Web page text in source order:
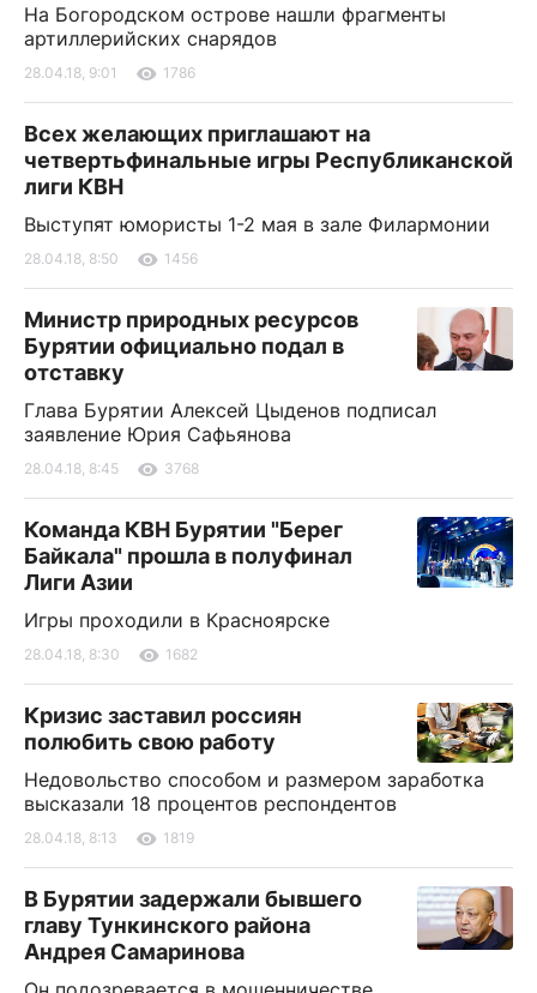
На Богородском острове нашли фрагменты
артиллерийских снарядов
28.04.18, 9:01 1786
Всех желающих приглашают на
четвертьфинальные игры Республиканской
лиги КВН
Выступят юмористы 1-2 мая в зале Филармонии
28.04.18, 8:50 1456
Министр природных ресурсов
Бурятии официально подал в
отставку
Глава Бурятии Алексей Цыденов подписал
заявление Юрия Сафьянова
28.04.18, 8:45 3768
Команда КВН Бурятии "Берег
Байкала" прошла в полуфинал
Лиги Азии
Игры проходили в Красноярске
28.04.18, 8:30 1682
Кризис заставил россиян
полюбить свою работу
Недовольство способом и размером заработка
высказали 18 процентов респондентов
28.04.18, 8:13 1819
В Бурятии задержали бывшего
главу Тункинского района
Андрея Самаринова